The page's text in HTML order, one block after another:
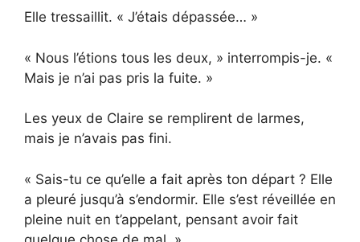
Elle tressaillit. « J’étais dépassée… »
« Nous l’étions tous les deux, » interrompis-je. «
Mais je n’ai pas pris la fuite. »
Les yeux de Claire se remplirent de larmes,
mais je n’avais pas fini.
« Sais-tu ce qu’elle a fait après ton départ ? Elle
a pleuré jusqu’à s’endormir. Elle s’est réveillée en
pleine nuit en t’appelant, pensant avoir fait